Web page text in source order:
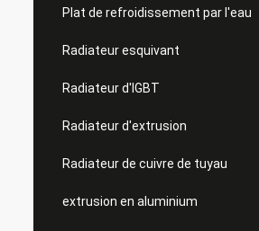
Plat de refroidissement par l'eau
Radiateur esquivant
Radiateur d'IGBT
Radiateur d'extrusion
Radiateur de cuivre de tuyau
extrusion en aluminium